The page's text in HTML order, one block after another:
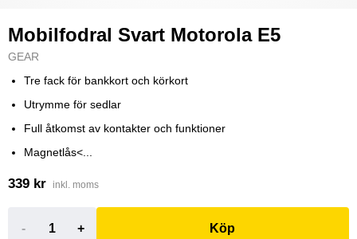
Mobilfodral Svart Motorola E5
GEAR
Tre fack för bankkort och körkort
Utrymme för sedlar
Full åtkomst av kontakter och funktioner
Magnetlås<...
339 kr inkl. moms
- + Köp